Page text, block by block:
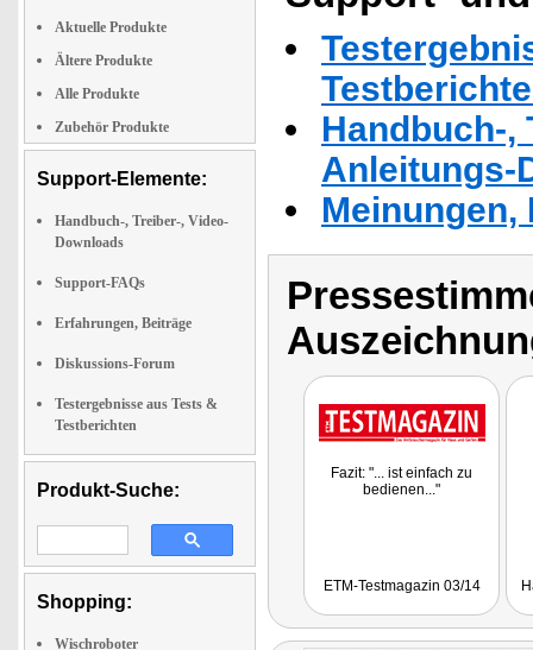
Aktuelle Produkte
Ältere Produkte
Alle Produkte
Zubehör Produkte
Support-Elemente:
Handbuch-, Treiber-, Video-
Downloads
Support-FAQs
Erfahrungen, Beiträge
Diskussions-Forum
Testergebnisse aus Tests &
Testberichten
Produkt-Suche:
Shopping:
Wischroboter
Handbuch-,
Anleitungs-
Fazit: "... ist einfach zu
bedienen..."
ETM-Testmagazin 03/14